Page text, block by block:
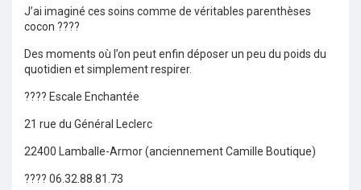
J’ai imaginé ces soins comme de véritables parenthèses
cocon ????
Des moments où l’on peut enfin déposer un peu du poids du
quotidien et simplement respirer.
???? Escale Enchantée
21 rue du Général Leclerc
22400 Lamballe-Armor (anciennement Camille Boutique)
???? 06.32.88.81.73